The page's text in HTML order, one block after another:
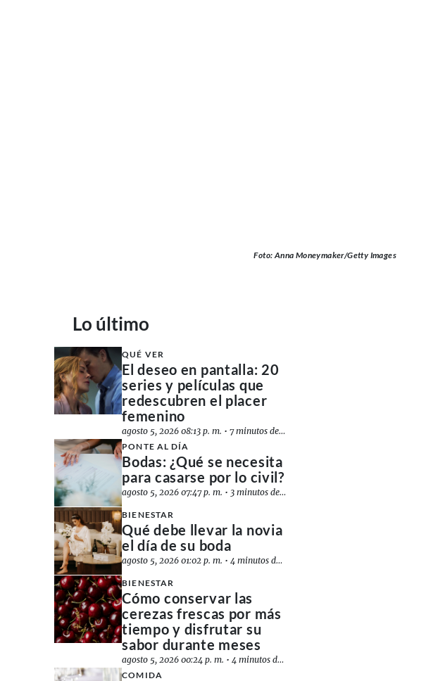
Foto: Anna Moneymaker/Getty Images
Lo último
QUÉ VER
El deseo en pantalla: 20
series y películas que
redescubren el placer
femenino
agosto 5, 2026 08:13 p. m. •7 minutos de lectura
PONTE AL DÍA
Bodas: ¿Qué se necesita
para casarse por lo civil?
agosto 5, 2026 07:47 p. m. • 3 minutos de lectura
BIENESTAR
Qué debe llevar la novia
el día de su boda
agosto 5, 2026 01:02 p. m. •4 minutos de lectura
BIENESTAR
Cómo conservar las
cerezas frescas por más
tiempo y disfrutar su
sabor durante meses
agosto 5, 2026 00:24 p. m. •4 minutos de lectura
COMIDA